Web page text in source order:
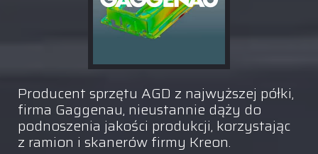
Producent sprzętu AGD z najwyższej półki,
firma Gaggenau, nieustannie dąży do
podnoszenia jakości produkcji, korzystając
z ramion i skanerów firmy Kreon.